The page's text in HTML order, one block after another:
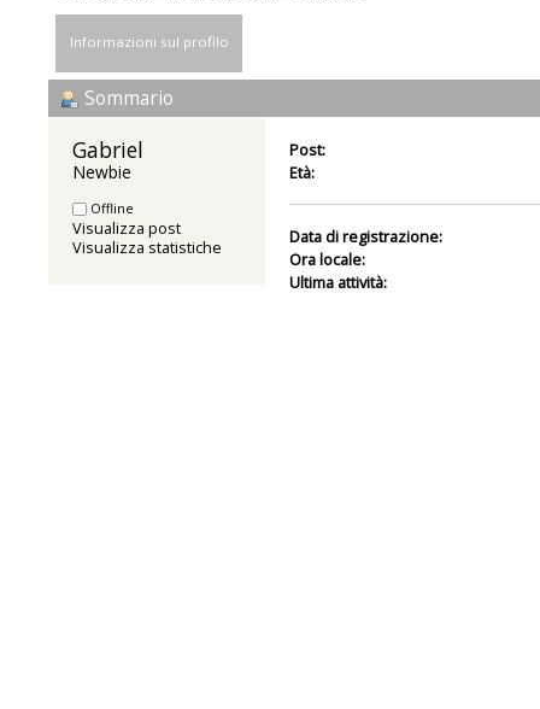
Informazioni sul profilo
Sommario
Gabriel
Newbie
Offline
Visualizza post
Visualizza statistiche
Post:
Età:
Data di registrazione:
Ora locale:
Ultima attività: